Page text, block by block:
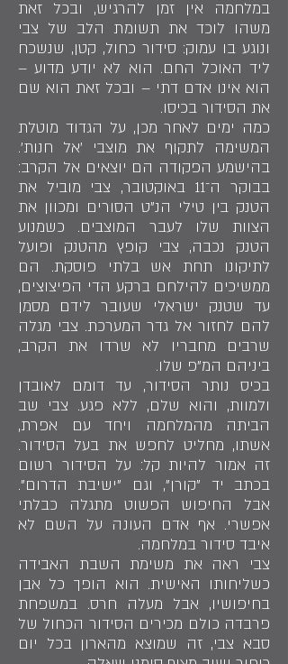
במלחמה אין זמן להרגיש, ובכל זאת
משהו לוכד את תשומת הלב של צבי
ונוגע בו עמוק: סידור כחול, קטן, שנשכח
ליד האוכל החם. הוא לא יודע מדוע –
הוא אינו אדם דתי – ובכל זאת הוא שם
את הסידור בכיסו.
כמה ימים לאחר מכן, על הגדוד מוטלת
המשימה לתקוף את מוצבי 'אל חנות'.
בהישמע הפקודה הם יוצאים אל הקרב:
בבוקר ה־11 באוקטובר, צבי מוביל את
הטנק בין טילי הנ"ט הסורים ומכוון את
הצוות שלו לעבר המוצבים. כשמנוע
הטנק נכבה, צבי קופץ מהטנק ופועל
לתיקונו תחת אש בלתי פוסקת. הם
ממשיכים להילחם ברקע הדי הפיצוצים,
עד שטנק ישראלי שעובר לידם מסמן
להם לחזור אל גדר המערכת. צבי מגלה
שרבים מחבריו לא שרדו את הקרב,
ביניהם המ"פ שלו.
בכיס נותר הסידור, עד דומם לאובדן
ולמוות, והוא שלם, ללא פגע. צבי שב
הביתה מהמלחמה ויחד עם אפרת,
אשתו, מחליט לחפש את בעל הסידור.
זה אמור להיות קל: על הסידור רשום
בכתב יד "קורן", וגם "ישיבת הדרום".
אבל החיפוש הפשוט מתגלה כבלתי
אפשרי. אף אדם העונה על השם לא
איבד סידור במלחמה.
צבי ראה את משימת השבת האבידה
כשליחותו האישית. הוא הופך כל אבן
בחיפושיו, אבל מעלה חרס. במשפחת
פרבדה כולם מכירים הסידור הכחול של
סבא צבי, זה שמוצא מהארון בכל יום